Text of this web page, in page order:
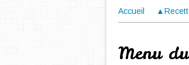
Accueil
Menu